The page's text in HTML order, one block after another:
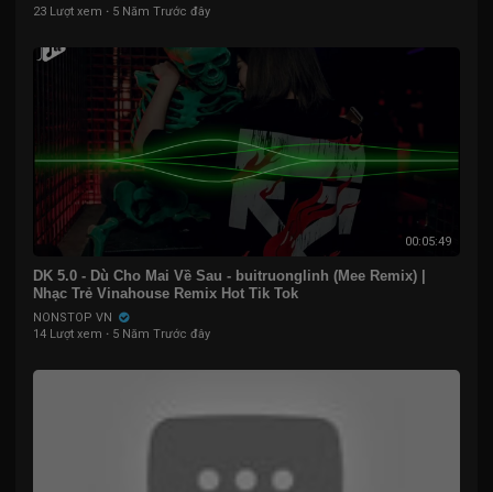
23 Lượt xem · 5 Năm Trước đây
00:05:49
DK 5.0 - Dù Cho Mai Về Sau - buitruonglinh (Mee Remix) |
Nhạc Trẻ Vinahouse Remix Hot Tik Tok
NONSTOP VN
14 Lượt xem · 5 Năm Trước đây